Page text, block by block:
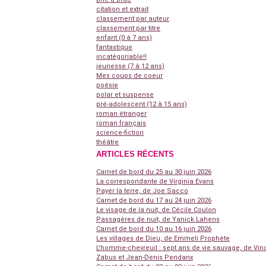
citation et extrait
classement par auteur
classement par titre
enfant (0 à 7 ans)
fantastique
incatégoriable!!
jeunesse (7 à 12 ans)
Mes coups de coeur
poésie
polar et suspense
pré-adolescent (12 à 15 ans)
roman étranger
roman français
science-fiction
théâtre
ARTICLES RÉCENTS
Carnet de bord du 25 au 30 juin 2026
La correspondante de Virginia Evans
Payer la terre, de Joe Sacco
Carnet de bord du 17 au 24 juin 2026
Le visage de la nuit, de Cécile Coulon
Passagères de nuit, de Yanick Lahens
Carnet de bord du 10 au 16 juin 2026
Les villages de Dieu, de Emmeli Prophète
L'homme-chevreuil : sept ans de vie sauvage, de
Zabus et Jean-Denis Pendanx